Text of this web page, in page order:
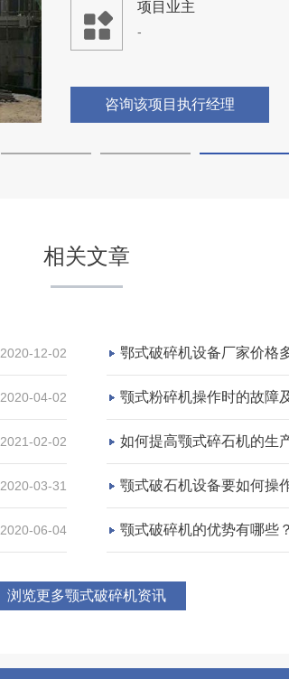
项目业主
-
咨询该项目执行经理
相关文章
2020-12-02 鄂式破碎机设备厂家价格
2020-04-02 颚式粉碎机操作时的故障
2021-02-02 如何提高颚式碎石机的生
2020-03-31 颚式破石机设备要如何操
2020-06-04 颚式破碎机的优势有哪些
浏览更多颚式破碎机资讯